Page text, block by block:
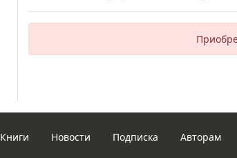
Книги Новости Подписка Авторам